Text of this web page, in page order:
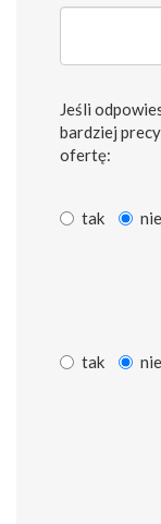
Jeśli
bardziej
ofertę:
tak nie
tak nie